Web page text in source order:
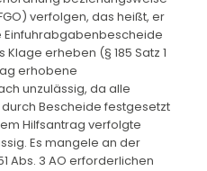
verfolgen, das heißt, er
Einfuhrabgabenbescheide
erheben (§ 185 Satz 1
erhobene
unzulässig, da alle
Bescheide festgesetzt
Hilfsantrag verfolgte
Es mangele an der
Abs. 3 AO erforderlichen